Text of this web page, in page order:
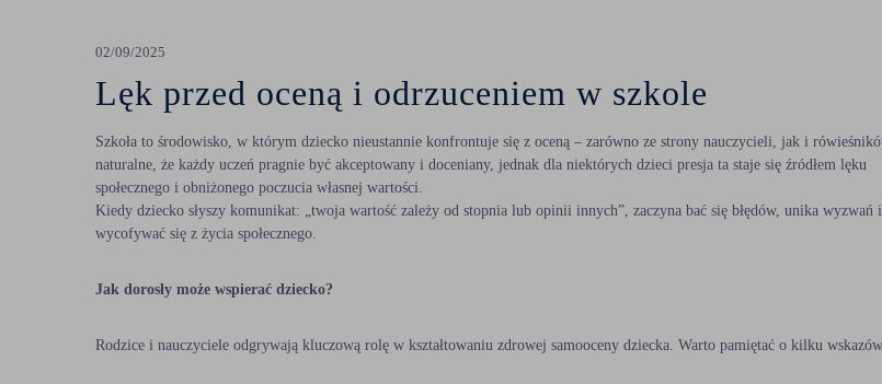
Urologia
lek. Elżbieta Króżel – Sikora
lek. Dominika Kupny-Bujoczek
02/09/2025
Lęk przed oceną i odrzuceniem w szkole
Szkoła to środowisko, w którym dziecko nieustannie konfrontuje się z oceną – zarówno ze strony nauczycieli, jak i
naturalne, że każdy uczeń pragnie być akceptowany i doceniany, jednak dla niektórych dzieci presja ta staje się źródłem lęku
społecznego i obniżonego poczucia własnej wartości.
Kiedy dziecko słyszy komunikat: „twoja wartość zależy od stopnia lub opinii innych”, zaczyna bać się błędów, unika wyzwań
wycofywać się z życia społecznego.
Jak dorosły może wspierać dziecko?
Rodzice i nauczyciele odgrywają kluczową rolę w kształtowaniu zdrowej samooceny dziecka. Warto pamiętać o kilku